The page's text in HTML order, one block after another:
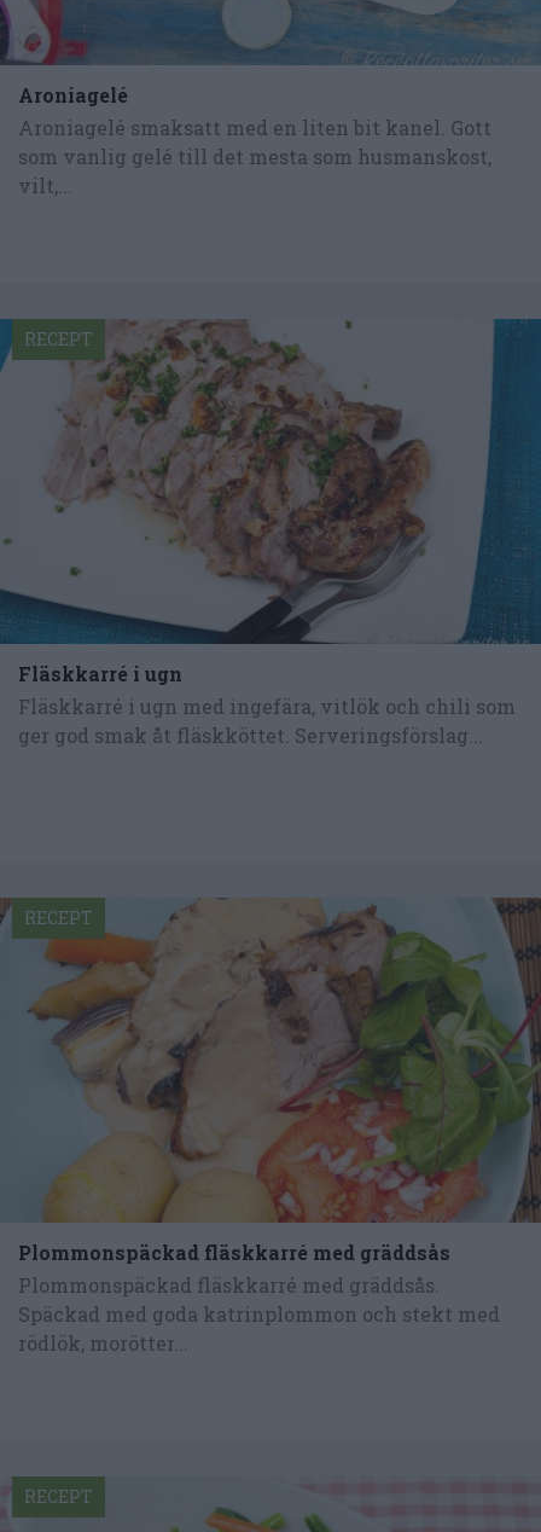
Aroniagelé
Aroniagelé smaksatt med en liten bit kanel. Gott
som vanlig gelé till det mesta som husmanskost,
vilt,...
Fläskkarré i ugn
Fläskkarré i ugn med ingefära, vitlök och chili som
ger god smak åt fläskköttet. Serveringsförslag...
RECEPT
Plommonspäckad fläskkarré med gräddsås
Plommonspäckad fläskkarré med gräddsås.
Späckad med goda katrinplommon och stekt med
rödlök, morötter...
RECEPT
RECEPT